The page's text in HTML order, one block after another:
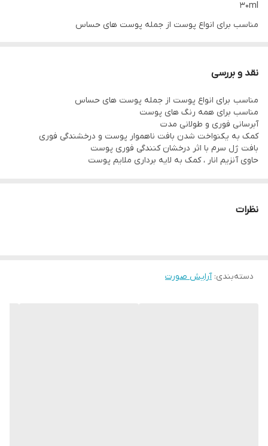
30ml
مناسب برای انواع پوست از جمله پوست های حساس
بافت ژل سرم با اثر درخشان کنندگی فوری پوست
حاوی آنزیم انار ، کمک به لایه برداری ملایم پوست
نقد و بررسی
مناسب برای انواع پوست از جمله پوست های حساس
مناسب برای همه رنگ های پوست
آبرسانی فوری و طولانی مدت
کمک به یکنواخت شدن بافت ناهموار پوست و درخشندگی فوری
بافت ژل سرم با اثر درخشان کنندگی فوری پوست
حاوی آنزیم انار ، کمک به لایه برداری ملایم پوست
نظرات
دسته‌بندی:آرایش صورت